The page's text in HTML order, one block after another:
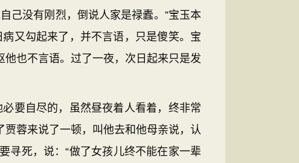
己没有刚烈，倒说人家是禄蠹。”宝玉本
又勾起来了，并不言语，只是傻笑。宝
也不言语。过了一夜，次日起来只是发
要自尽的，虽然昼夜着人看着，终非常
蓉来说了一顿，叫他去和他母亲说，认
寻死，说：“做了女孩儿终不能在家一辈